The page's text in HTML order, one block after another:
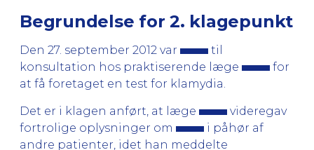
Begrundelse for 2. klagepunkt
Den 27. september 2012 var
til
konsultation hos praktiserende læge
for
at få foretaget en test for klamydia.
Det er i klagen anført, at læge
videregav
fortrolige oplysninger om
i påhør af
andre patienter, idet han meddelte